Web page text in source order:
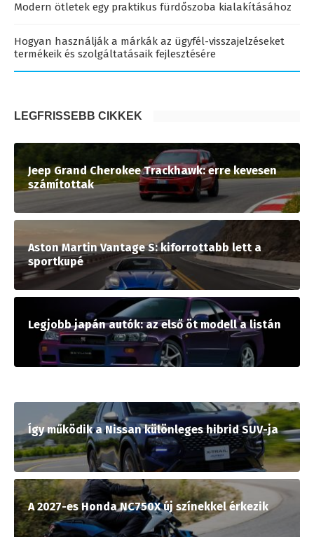
Modern ötletek egy praktikus fürdőszoba kialakításához
Hogyan használják a márkák az ügyfél-visszajelzéseket
termékeik és szolgáltatásaik fejlesztésére
LEGFRISSEBB CIKKEK
Jeep Grand Cherokee Trackhawk: erre kevesen
számítottak
Aston Martin Vantage S: kiforrottabb lett a
sportkupé
Legjobb japán autók: az első öt modell a listán
Így működik a Nissan különleges hibrid SUV-ja
A 2027-es Honda NC750X új színekkel érkezik